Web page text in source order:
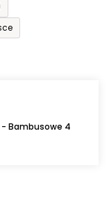
Bambusowe 4